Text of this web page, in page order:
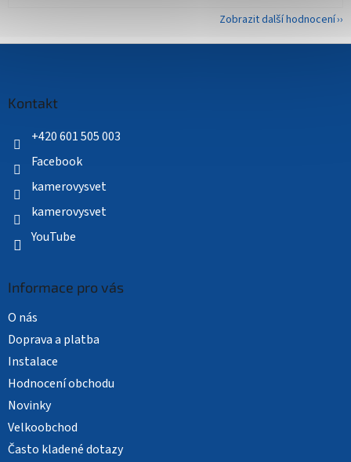
Zobrazit další hodnocení
Kontakt
+420 601 505 003
Facebook
kamerovysvet
kamerovysvet
YouTube
Informace pro vás
O nás
Doprava a platba
Instalace
Hodnocení obchodu
Novinky
Velkoobchod
Často kladené dotazy